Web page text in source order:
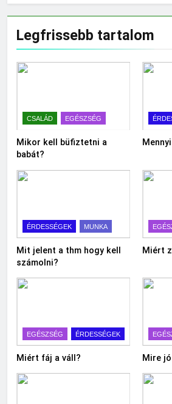
Legfrissebb tartalom
CSALÁD EGÉSZSÉG
Mikor kell büfiztetni a
babát?
ÉRDESSÉGEK MUNKA
Mit jelent a thm hogy kell
számolni?
Miért
EGÉSZSÉG ÉRDESSÉGEK
Miért fáj a váll? Mire